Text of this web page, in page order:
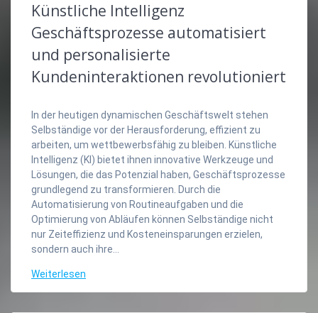
Künstliche Intelligenz
Geschäftsprozesse automatisiert
und personalisierte
Kundeninteraktionen revolutioniert
In der heutigen dynamischen Geschäftswelt stehen
Selbständige vor der Herausforderung, effizient zu
arbeiten, um wettbewerbsfähig zu bleiben. Künstliche
Intelligenz (KI) bietet ihnen innovative Werkzeuge und
Lösungen, die das Potenzial haben, Geschäftsprozesse
grundlegend zu transformieren. Durch die
Automatisierung von Routineaufgaben und die
Optimierung von Abläufen können Selbständige nicht
nur Zeiteffizienz und Kosteneinsparungen erzielen,
sondern auch ihre…
Weiterlesen